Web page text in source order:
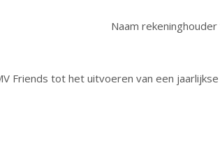
Naam rekeninghouder
Friends tot het uitvoeren van een